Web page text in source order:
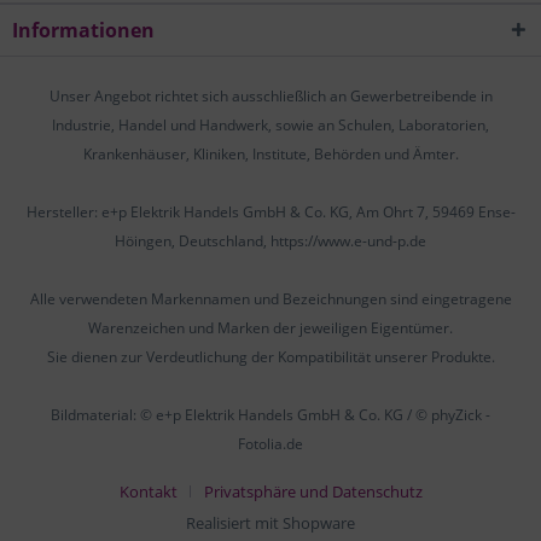
Informationen
Unser Angebot richtet sich ausschließlich an Gewerbetreibende in
Industrie, Handel und Handwerk, sowie an Schulen, Laboratorien,
Krankenhäuser, Kliniken, Institute, Behörden und Ämter.
Hersteller: e+p Elektrik Handels GmbH & Co. KG, Am Ohrt 7, 59469 Ense-
Höingen, Deutschland, https://www.e-und-p.de
Alle verwendeten Markennamen und Bezeichnungen sind eingetragene
Warenzeichen und Marken der jeweiligen Eigentümer.
Sie dienen zur Verdeutlichung der Kompatibilität unserer Produkte.
Bildmaterial: © e+p Elektrik Handels GmbH & Co. KG / © phyZick -
Fotolia.de
Kontakt
Privatsphäre und Datenschutz
Realisiert mit Shopware